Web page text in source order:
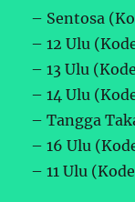
– Sentosa
– 12 Ulu
– 13 Ulu
– 14 Ulu
– Tangga
– 16 Ulu
– 11 Ulu